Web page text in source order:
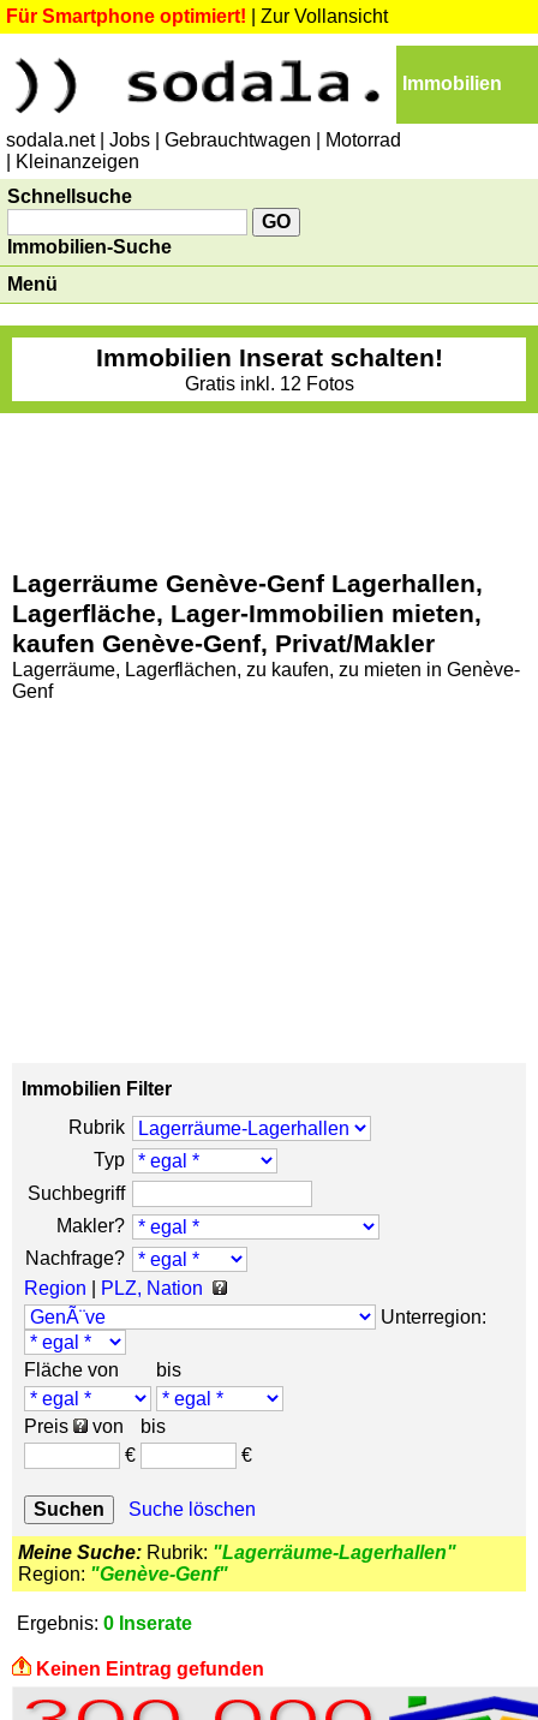
Für Smartphone optimiert! Zur Vollansicht
Immobilien
sodala.net | Jobs | Gebrauchtwagen
| Motorrad
| Kleinanzeigen
Schnellsuche
Immobilien-Suche
Menü
Immobilien Inserat schalten!
Gratis inkl. 12 Fotos
Lagerräume Genève-Genf Lagerhallen,
Lagerfläche, Lager-Immobilien mieten,
kaufen Genève-Genf, Privat/Makler
Lagerräume, Lagerflächen, zu kaufen, zu mieten in Genève-
Genf
Immobilien Filter
Rubrik
Typ
Suchbegriff
Makler?
Nachfrage?
Region
PLZ, Nation
Unterregion:
Fläche von bis
Preis von
bis
€
€
Suche löschen
Meine Suche: Rubrik: "Lagerräume-Lagerhallen"
Region: "Genève-Genf"
Ergebnis: 0 Inserate
Keinen Eintrag gefunden